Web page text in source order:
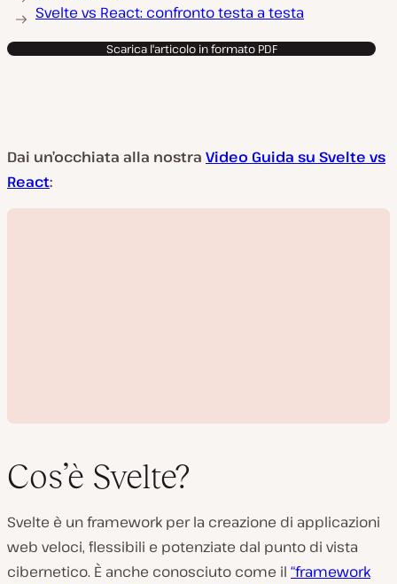
Svelte vs React: confronto testa a testa
Scarica l'articolo in formato PDF
Dai un’occhiata alla nostra Video Guida su Svelte vs
React:
i
r
Cos’è Svelte?
Svelte è un framework per la creazione di applicazioni
web veloci, flessibili e potenziate dal punto di vista
cibernetico. È anche conosciuto come il “framework